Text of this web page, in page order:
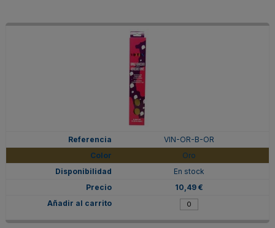
VIN-OR-B-OR
Oro
En stock
10,49 €